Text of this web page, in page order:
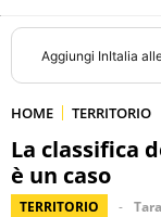
Aggiungi InItalia
HOME TERRITORIO
La classifica
è un caso
TERRITORIO